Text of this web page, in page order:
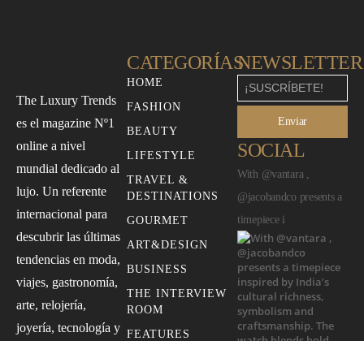
The Luxury Trends
es el magazine Nº1
online a nivel
mundial dedicado al
lujo. Un referente
internacional para
descubrir las últimas
tendencias en moda,
viajes, gastronomía,
arte, relojería,
joyería, tecnología y
CATEGORÍAS
HOME
FASHION
BEAUTY
LIFESTYLE
TRAVEL &
DESTINATIONS
GOURMET
ART&DESIGN
BUSINESS
THE INTERVIEW
ROOM
FEATURES
NEWSLETTER
Enviar
SOCIAL
With @vantara ,
@jacobandco presents a
timepiece i